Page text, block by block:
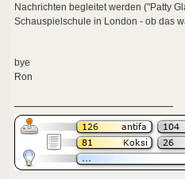
Nachrichten begleitet werden ("Patty
Schauspielschule in London - ob das
bye
Ron